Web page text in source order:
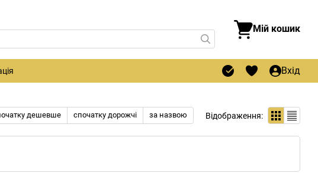
Мій кошик
Вхід
дешевше спочатку дорожчі за назвою Відображення: